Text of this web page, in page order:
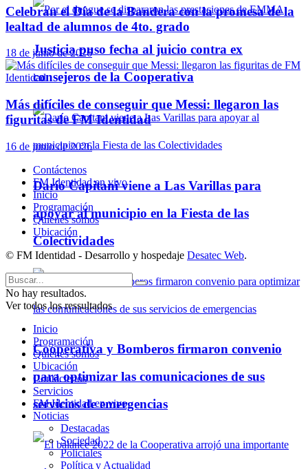
Justicia puso fecha al juicio contra ex
consejeros de la Cooperativa
Darío Capitani viene a Las Varillas para
apoyar al municipio en la Fiesta de las
Colectividades
Cooperativa y Bomberos firmaron convenio
para optimizar las comunicaciones de sus
servicios de emergencias
Celebran el Día de la Bandera con la promesa de la
lealtad de alumnos de 4to. grado
18 de junio de 2026
Más difíciles de conseguir que Messi: llegaron las
figuritas de FM Identidad
16 de junio de 2026
Contáctenos
FM Identidad en vivo
Inicio
Programación
Quienes somos
Ubicación
© FM Identidad - Desarrollo y hospedaje Desatec Web.
No hay resultados.
Ver todos los ressultados
Inicio
Programación
Quienes somos
Ubicación
Contáctenos
Servicios
FM Identidad en vivo
Noticias
Destacadas
Sociedad
Policiales
Política y Actualidad